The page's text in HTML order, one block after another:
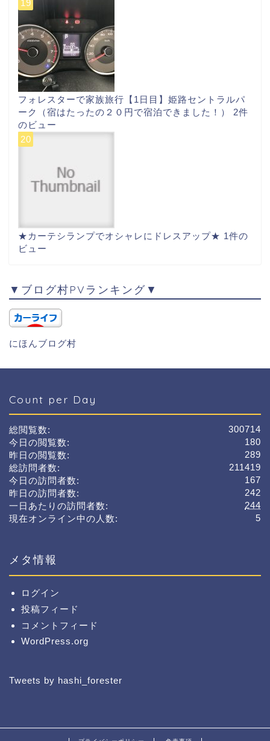
フォレスターで家族旅行【1日目】姫路セントラルパ
ーク（宿はたったの２０円で宿泊できました！） 2件
のビュー
★カーテシランプでオシャレにドレスアップ★ 1件の
ビュー
▼ブログ村PVランキング▼
にほんブログ村
Count per Day
300714
総閲覧数:
180
今日の閲覧数:
289
昨日の閲覧数:
211419
総訪問者数:
167
今日の訪問者数:
242
昨日の訪問者数:
244
一日あたりの訪問者数:
5
現在オンライン中の人数:
メタ情報
ログイン
投稿フィード
コメントフィード
WordPress.org
Tweets by hashi_forester